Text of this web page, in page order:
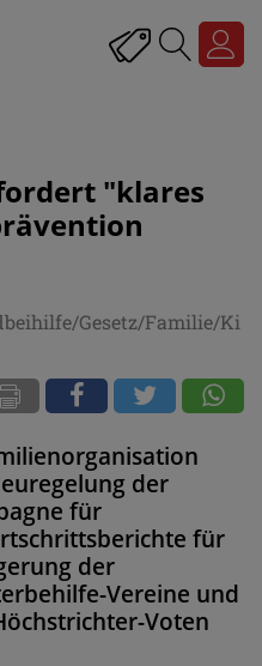
"klares
Gesetz/Familie/Ki
der
für
für
der
Vereine und
Voten